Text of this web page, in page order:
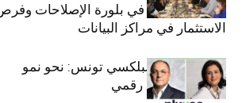
القطاع الخاص في بلورة الإصلاحات
الاستثمار في مراكز البيانات
قيادة مزدوجة لبلكسي تونس: نحو نمو
متسارع وتحول رقمي